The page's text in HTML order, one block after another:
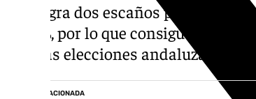
Vox logra dos escaños por la
14,86%, por lo que consigue un
últimas elecciones andaluzas.
NOTICIA RELACIONADA